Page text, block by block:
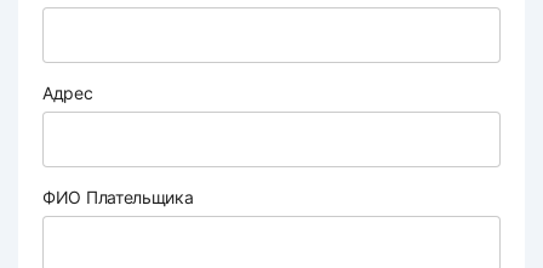
Адрес
ФИО Плательщика